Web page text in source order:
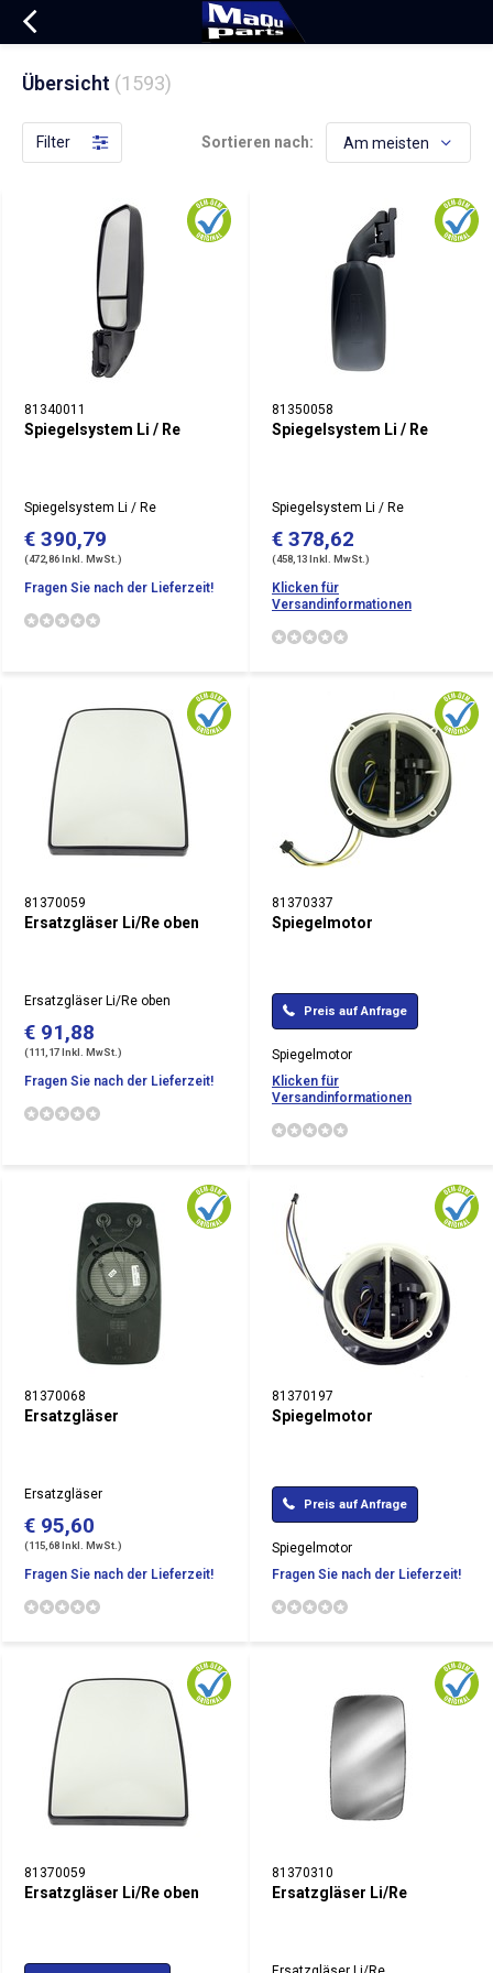
Übersicht (1593)
Filter Sortieren nach:
81340011
Spiegelsystem Li / Re
Spiegelsystem Li / Re
€ 390,79
(472,86 Inkl. MwSt.)
Fragen Sie nach der Lieferzeit!
81350058
Spiegelsystem Li / Re
Spiegelsystem Li / Re
€ 378,62
(458,13 Inkl. MwSt.)
Klicken für
Versandinformationen
81370059
Ersatzgläser Li/Re oben
Ersatzgläser Li/Re oben
€ 91,88
(111,17 Inkl. MwSt.)
Fragen Sie nach der Lieferzeit!
81370337
Spiegelmotor
Preis auf Anfrage
Spiegelmotor
Klicken für
Versandinformationen
81370068
Ersatzgläser
Ersatzgläser
€ 95,60
(115,68 Inkl. MwSt.)
Fragen Sie nach der Lieferzeit!
81370197
Spiegelmotor
Preis auf Anfrage
Spiegelmotor
Fragen Sie nach der Lieferzeit!
81370059
Ersatzgläser Li/Re oben
81370310
Ersatzgläser Li/Re